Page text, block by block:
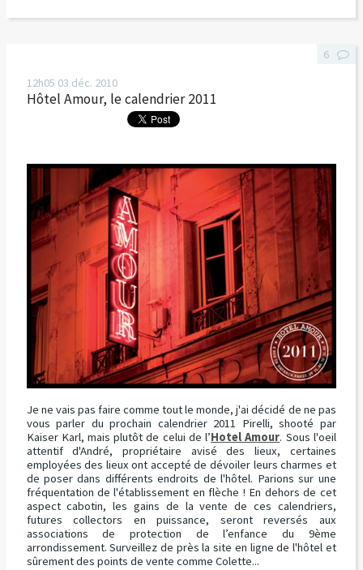
12h05 03 déc. 2010
Hôtel Amour, le calendrier 2011
Je ne vais pas faire comme tout le monde, j'ai décidé de ne pas
vous parler du prochain calendrier 2011 Pirelli, shooté par
Kaiser Karl, mais plutôt de celui de l’Hotel Amour. Sous l'oeil
attentif d'André, propriétaire avisé des lieux, certaines
employées des lieux ont accepté de dévoiler leurs charmes et
de poser dans différents endroits de l'hôtel. Parions sur une
fréquentation de l'établissement en flèche ! En dehors de cet
aspect cabotin, les gains de la vente de ces calendriers,
futures collectors en puissance, seront reversés aux
associations de protection de l’enfance du 9ème
arrondissement. Surveillez de près la site en ligne de l'hôtel et
sûrement des points de vente comme Colette...
6